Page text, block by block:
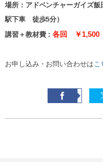
場所：アドベンチャーガイズ
駅下車 徒歩5分）
講習＋教材費：各回 ￥1,500
お申し込み・お問い合わせはこ